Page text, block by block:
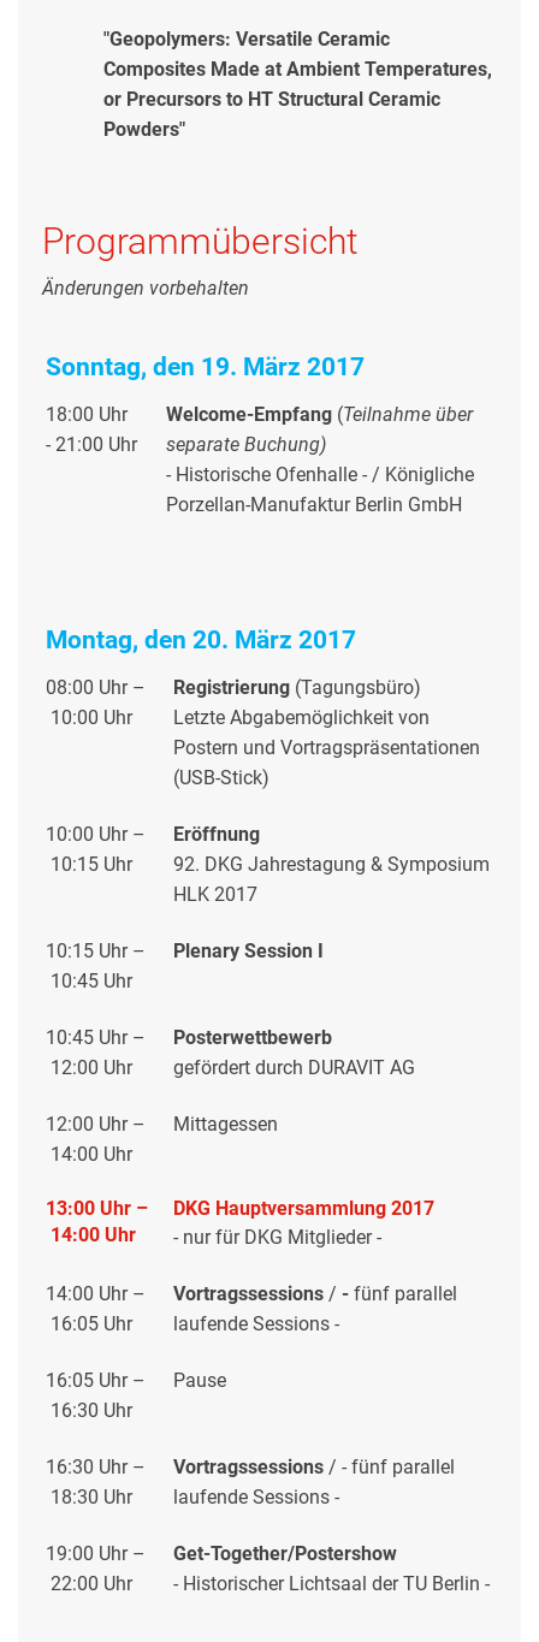
"Geopolymers: Versatile Ceramic
Composites Made at Ambient Temperatures,
or Precursors to HT Structural Ceramic
Powders"
Programmübersicht
Änderungen vorbehalten
Sonntag, den 19. März 2017
18:00 Uhr
- 21:00 Uhr
Welcome-Empfang (Teilnahme über
separate Buchung)
- Historische Ofenhalle - / Königliche
Porzellan-Manufaktur Berlin GmbH
Montag, den 20. März 2017
08:00 Uhr –
10:00 Uhr
Registrierung (Tagungsbüro)
Letzte Abgabemöglichkeit von
Postern und Vortragspräsentationen
(USB-Stick)
10:00 Uhr –
10:15 Uhr
Eröffnung
92. DKG Jahrestagung & Symposium
HLK 2017
10:15 Uhr –
10:45 Uhr
Plenary Session I
10:45 Uhr –
12:00 Uhr
Posterwettbewerb
gefördert durch DURAVIT AG
12:00 Uhr –
14:00 Uhr
Mittagessen
13:00 Uhr –
14:00 Uhr
DKG Hauptversammlung 2017
- nur für DKG Mitglieder -
14:00 Uhr –
16:05 Uhr
Vortragssessions / - fünf parallel
laufende Sessions -
16:05 Uhr –
16:30 Uhr
Pause
16:30 Uhr –
18:30 Uhr
Vortragssessions / - fünf parallel
laufende Sessions -
19:00 Uhr –
22:00 Uhr
Get-Together/Postershow
- Historischer Lichtsaal der TU Berlin -